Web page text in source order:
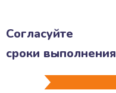
Согласуйте
сроки выполнения